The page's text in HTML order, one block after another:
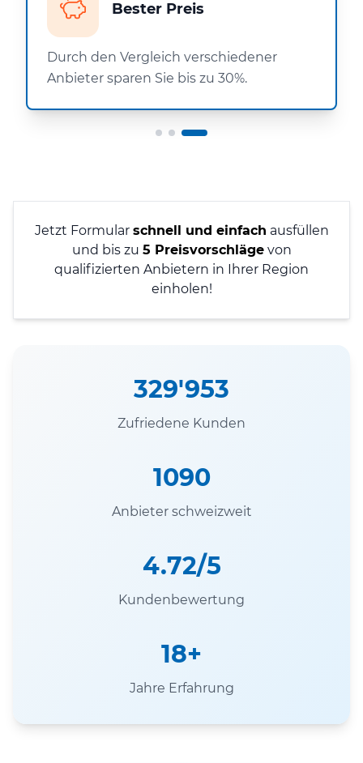
Bester Preis
Durch den Vergleich verschiedener
Anbieter sparen Sie bis zu 30%.
Jetzt Formular schnell und einfach ausfüllen
und bis zu 5 Preisvorschlägevon
qualifizierten Anbietern in Ihrer Region
einholen!
329'953
Zufriedene Kunden
1090
Anbieter schweizweit
4.72/5
Kundenbewertung
18+
Jahre Erfahrung